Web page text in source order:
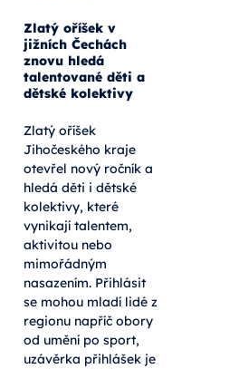
Zlatý oříšek v
jižních Čechách
znovu hledá
talentované děti a
dětské kolektivy
Zlatý oříšek
Jihočeského kraje
otevřel nový ročník a
hledá děti i dětské
kolektivy, které
vynikají talentem,
aktivitou nebo
mimořádným
nasazením. Přihlásit
se mohou mladí lidé z
regionu napříč obory
od umění po sport,
uzávěrka přihlášek je